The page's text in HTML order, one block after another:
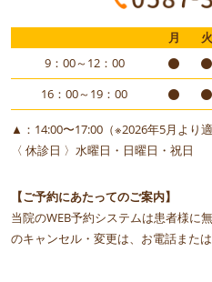
月 火
9：00～12：00
16：00～19：00
▲：14:00〜17:00（※2026年5月より適
〈 休診日 〉水曜日・日曜日・祝日
【ご予約にあたってのご案内】
当院のWEB予約システムは患者様に
のキャンセル・変更は、お電話また